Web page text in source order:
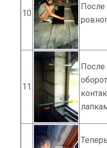
10
После
11
После